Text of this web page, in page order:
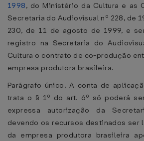
1998, do Ministério da Cultura e as
Secretaria do Audiovisual nº 228, de
230, de 11 de agosto de 1999, e
registro na Secretaria do
Cultura o contrato de co-produção
empresa produtora brasileira.
Parágrafo único. A conta de
trata o § 1º do art. 6º só poderá
expressa autorização da
devendo os recursos destinados ser
da empresa produtora brasileira